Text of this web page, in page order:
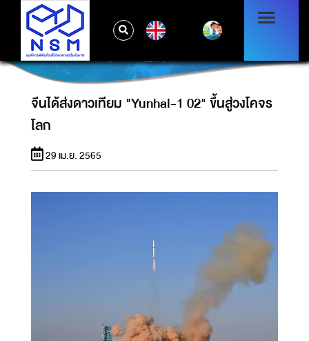
จีนได้ส่งดาวเทียม "YUNHAI-1 02" ขึ้นสู่วงโคจร
โลก
จีนได้ส่งดาวเทียม "Yunhai-1 02" ขึ้นสู่วงโคจร
โลก
29 เม.ย. 2565